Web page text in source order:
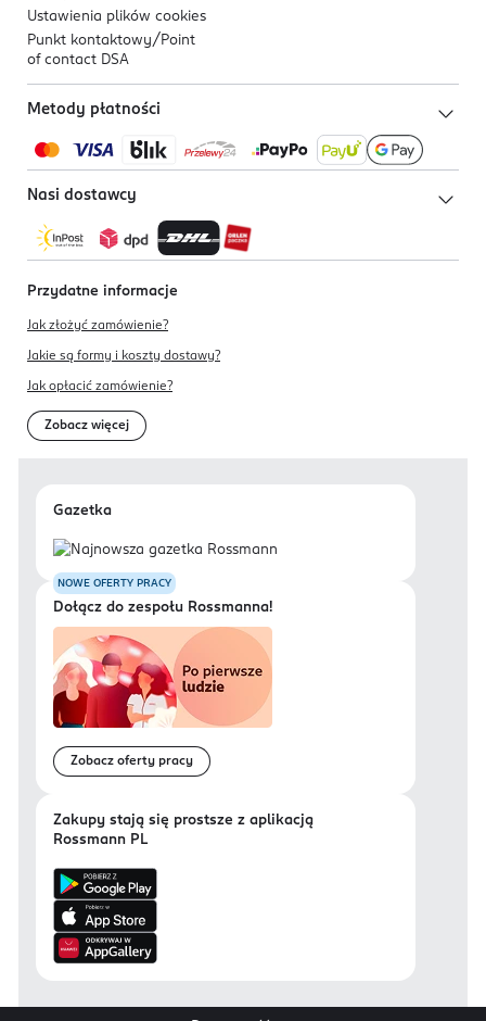
Ustawienia plików cookies
Punkt kontaktowy/ Point
of contact DSA
Metody płatności
Nasi dostawcy
Przydatne informacje
Jak złożyć zamówienie?
Jakie są formy i koszty dostawy?
Jak opłacić zamówienie?
Zobacz więcej
Gazetka
NOWE OFERTY PRACY
Dołącz do zespołu Rossmanna!
Zobacz oferty pracy
Zakupy stają się prostsze z aplikacją
Rossmann PL